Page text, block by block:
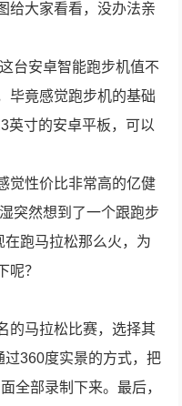
给大家看看，没办法亲
台安卓智能跑步机值不
毕竟感觉跑步机的基础
英寸的安卓平板，可以
觉性价比非常高的亿健
突然想到了一个跟跑步
跑马拉松那么火，为
呢？
的马拉松比赛，选择其
360度实景的方式，把
全部录制下来。最后，